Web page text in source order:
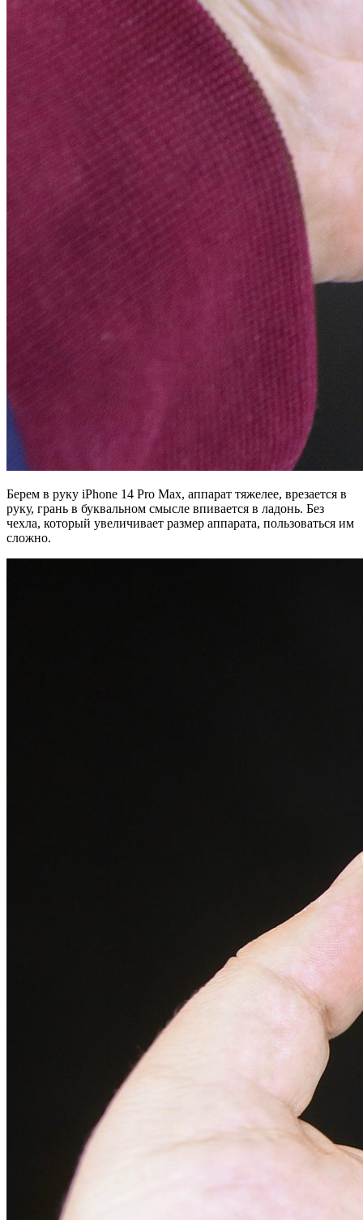
Берем в руку iPhone 14 Pro Max, аппарат тяжелее, врезается в
руку, грань в буквальном смысле впивается в ладонь. Без
чехла, который увеличивает размер аппарата, пользоваться им
сложно.